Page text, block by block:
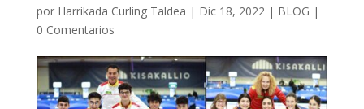
por Harrikada Curling Taldea | Dic 18, 2022| BLOG |
0 Comentarios